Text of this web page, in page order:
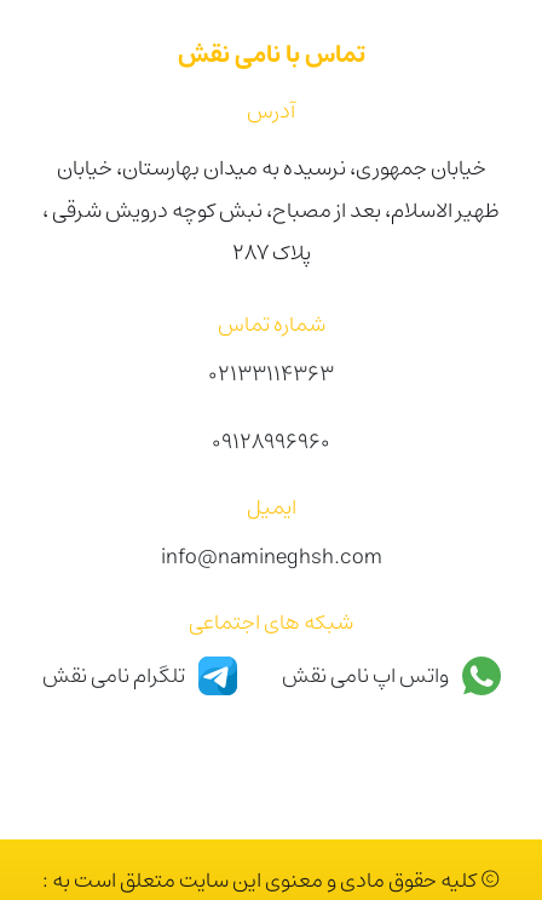
تماس با نامی نقش
آدرس
خیابان جمهوری، نرسیده به میدان بهارستان، خیابان
ظهیر الاسلام، بعد از مصباح، نبش کوچه درویش شرقی ،
پلاک ۲۸۷
شماره تماس
02133114363
09128996960
ایمیل
info@namineghsh.com
شبکه های اجتماعی
واتس اپ نامی نقش
تلگرام نامی نقش
© کلیه حقوق مادی و معنوی این سایت متعلق است به :